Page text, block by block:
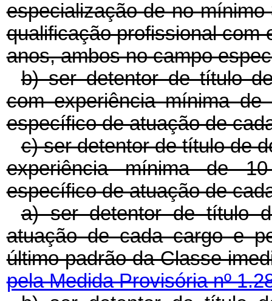
especialização de no
qualificação profissional com
anos, ambos no campo
b) ser detentor de título
com experiência mínima
específico de atuação de
c) ser detentor de título de
experiência mínima de
específico de atuação de
a) ser detentor de título
atuação de cada cargo e
último padrão da Classe
pela Medida Provisória nº